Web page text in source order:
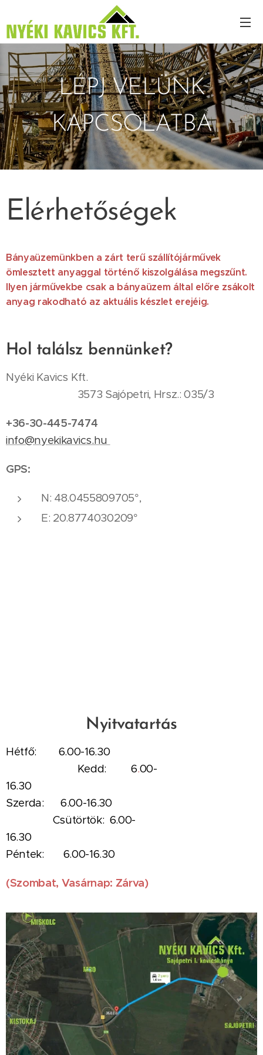
LÉPJ VELÜNK
KAPCSOLATBA
Elérhetőségek
Bányaüzemünkben a zárt terű szállítójárművek
ömlesztett anyaggal történő kiszolgálása megszűnt.
Ilyen járművekbe csak a bányaüzem által előre zsákolt
anyag rakodható az aktuális készlet erejéig.
Hol találsz bennünket?
Nyéki Kavics Kft.
3573 Sajópetri, Hrsz.: 035/3
+36-30-445-7474
info@nyekikavics.hu
GPS:
N: 48.0455809705°,
E: 20.8774030209°
Nyitvatartás
Hétfő: 6.00-16.30
Kedd:
6.00-
16.30
Szerda:
6.00-16.30
Csütörtök: 6.00-
16.30
Péntek: 6.00-16.30
(Szombat, Vasárnap: Zárva)